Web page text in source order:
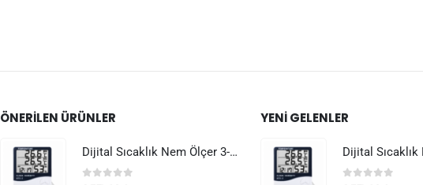
ÖNERILEN ÜRÜNLER
Dijital Sıcaklık Nem Ölçer 3-1 Sensör Kablolu
YENI GELENLER